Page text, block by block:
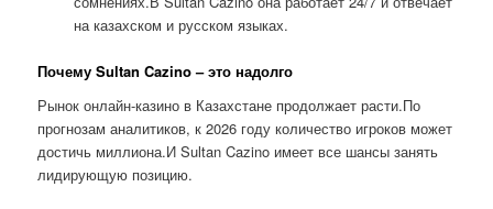
на казахском и русском языках.
Почему Sultan Cazino – это надолго
Рынок онлайн-казино в Казахстане продолжает расти.По
прогнозам аналитиков, к 2026 году количество игроков может
достичь миллиона.И Sultan Cazino имеет все шансы занять
лидирующую позицию.